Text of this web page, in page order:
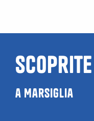
a Marsiglia